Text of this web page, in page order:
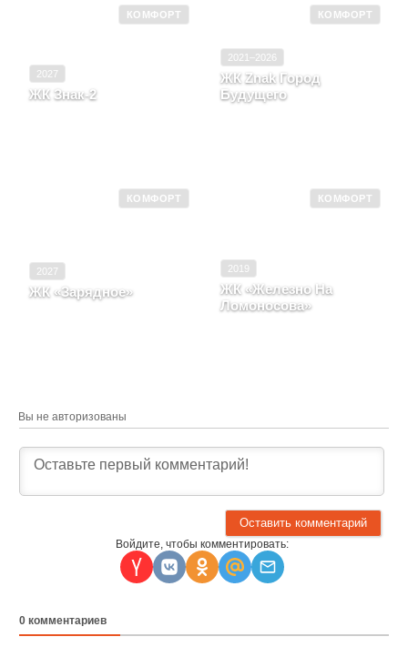
КОМФОРТ
2027
ЖК Знак-2
КОМФОРТ
2021–2026
ЖК Znak Город
Будущего
КОМФОРТ
2027
ЖК «Зарядное»
КОМФОРТ
2019
ЖК «Железно На
Ломоносова»
Вы не авторизованы
Войдите, чтобы комментировать:
0 комментариев